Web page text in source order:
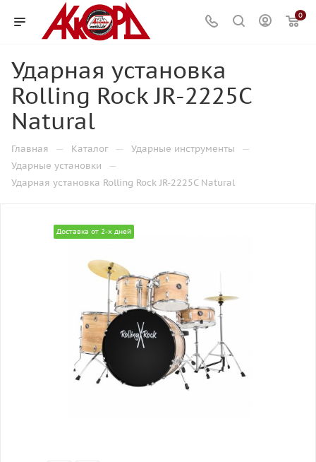
0
Ударная установка
Rolling Rock JR-2225C
Natural
Главная — Каталог — Ударные инструменты —
Ударные установки —
Ударная установка Rolling Rock JR-2225C Natural
Доставка от 2-х дней